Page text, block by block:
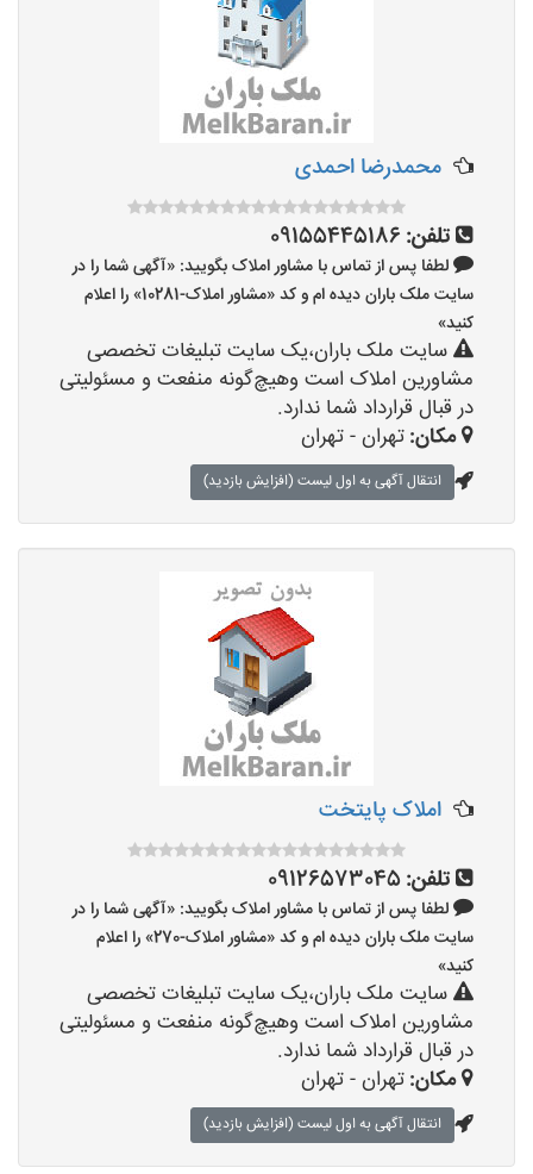
محمدرضا احمدی
تلفن: 09155445186
لطفا پس از تماس با مشاور املاک بگویید: «آگهی شما را در
سایت ملک باران دیده ام و کد «مشاور املاک-10281» را اعلام
کنید»
سایت ملک باران،یک سایت تبلیغات تخصصی
مشاورین املاک است وهیچ‌گونه منفعت و مسئولیتی
در قبال قرارداد شما ندارد.
مکان:تهران - تهران
انتقال آگهی به اول لیست (افزایش بازدید)
املاک پایتخت
تلفن:09126573045
لطفا پس از تماس با مشاور املاک بگویید: «آگهی شما را در
سایت ملک باران دیده ام و کد «مشاور املاک-270» را اعلام
کنید»
سایت ملک باران،یک سایت تبلیغات تخصصی
مشاورین املاک است وهیچ‌گونه منفعت و مسئولیتی
در قبال قرارداد شما ندارد.
مکان:تهران - تهران
انتقال آگهی به اول لیست (افزایش بازدید)